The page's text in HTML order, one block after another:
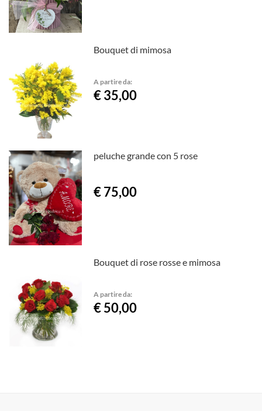
Bouquet di mimosa
A partire da:
€ 35,00
peluche grande con 5 rose
€ 75,00
Bouquet di rose rosse e mimosa
A partire da:
€ 50,00